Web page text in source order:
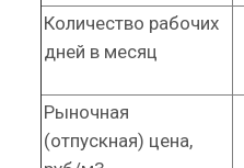
Количество рабочих
дней в месяц
Рыночная
(отпускная) цена,